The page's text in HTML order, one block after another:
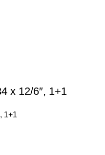
x 12/6″, 1+1
1+1